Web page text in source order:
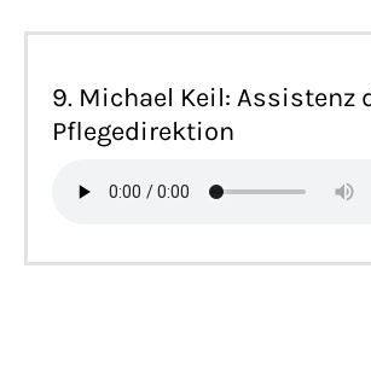
9. Michael Keil: Assistenz
Pflegedirektion